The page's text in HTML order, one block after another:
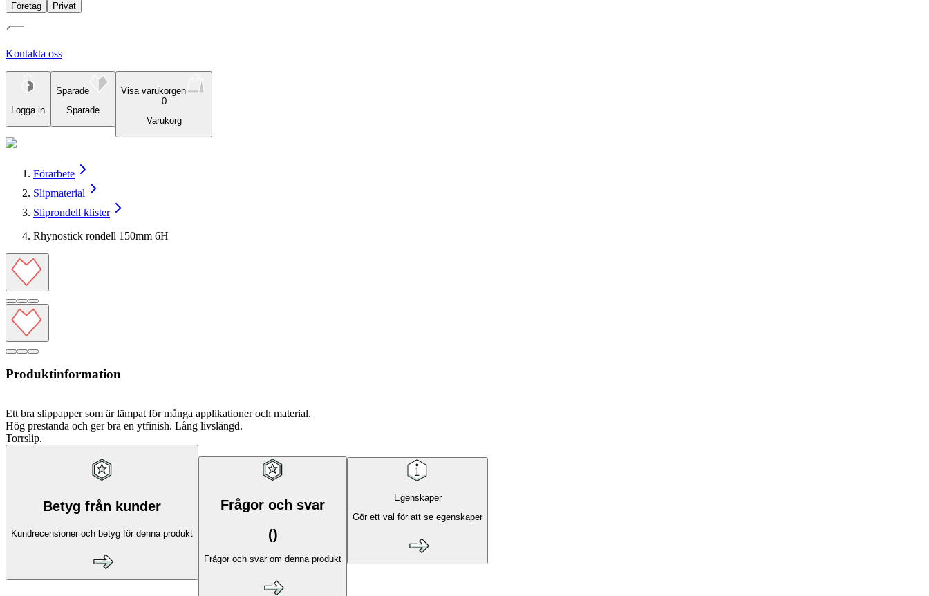
Företag Privat
Kontakta oss
Logga in
Sparade
Sparade
Visa varukorgen
0
Varukorg
Förarbete
Slipmaterial
Sliprondell klister
Rhynostick rondell 150mm 6H
Produktinformation
Ett bra slippapper som är lämpat för många applikationer och material.
Hög prestanda och ger bra en ytfinish. Lång livslängd.
Torrslip.
Betyg från kunder
Kundrecensioner och betyg för denna produkt
Frågor och svar
()
Frågor och svar om denna produkt
Egenskaper
Gör ett val för att se egenskaper